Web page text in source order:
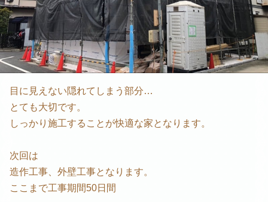
目に見えない隠れてしまう部分…
とても大切です。
しっかり施工することが快適な家となります。
次回は
造作工事、外壁工事となります。
ここまで工事期間50日間